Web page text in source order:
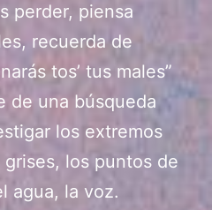
perder, piensa
recuerda de
tos’ tus males”
de una búsqueda
los extremos
los puntos de
agua, la voz.